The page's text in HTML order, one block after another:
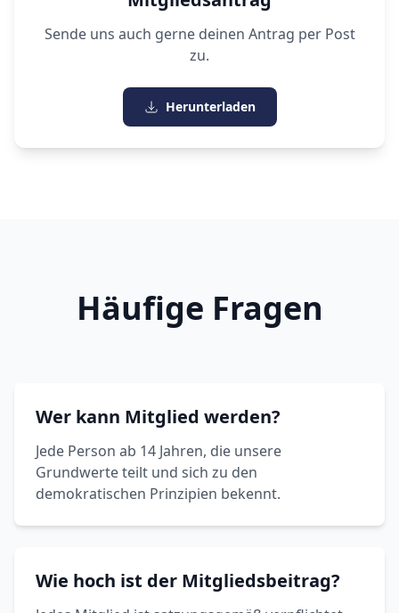
Sende uns auch gerne deinen Antrag per Post
zu.
Herunterladen
Häufige Fragen
Wer kann Mitglied werden?
Jede Person ab 14 Jahren, die unsere
Grundwerte teilt und sich zu den
demokratischen Prinzipien bekennt.
Wie hoch ist der Mitgliedsbeitrag?